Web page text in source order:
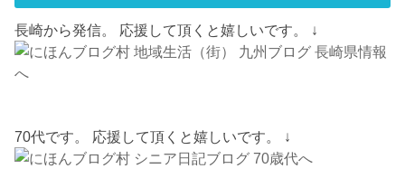
長崎から発信。 応援して頂くと嬉しいです。 ↓
70代です。 応援して頂くと嬉しいです。 ↓